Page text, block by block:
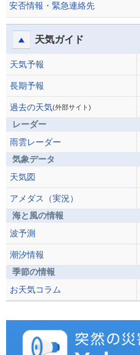
安否情報・緊急連絡先
天気ガイド
天気予報
長期予報
過去の天気(外部サイト)
レーダー
雨雲レーダー
気象データ
天気図
アメダス（実況）
海と風の情報
波予測
潮汐情報
季節の情報
お天気コラム